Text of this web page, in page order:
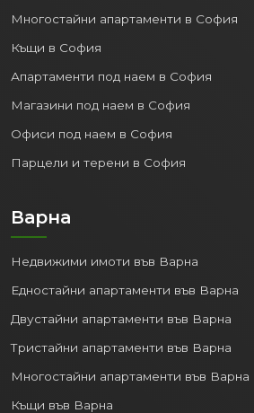
Многостайни апартаменти в София
Къщи в София
Апартаменти под наем в София
Магазини под наем в София
Офиси под наем в София
Парцели и терени в София
Варна
Недвижими имоти във Варна
Едностайни апартаменти във Варна
Двустайни апартаменти във Варна
Тристайни апартаменти във Варна
Многостайни апартаменти във Варна
Къщи във Варна